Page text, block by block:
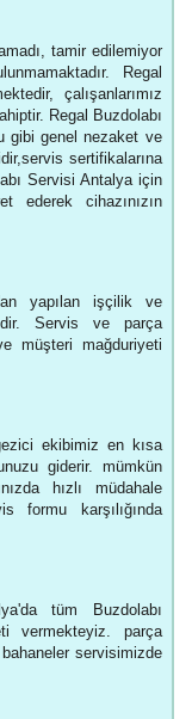
tamir edilemiyor
Regal
çalışanlarımız
Regal Buzdolabı
gibi genel nezaket ve
sertifikalarına
Servisi Antalya için
cihazınızın
yapılan işçilik ve
Servis ve parça
müşteri mağduriyeti
ekibimiz en kısa
giderir. mümkün
hızlı müdahale
formu karşılığında
tüm Buzdolabı
vermekteyiz. parça
servisimizde